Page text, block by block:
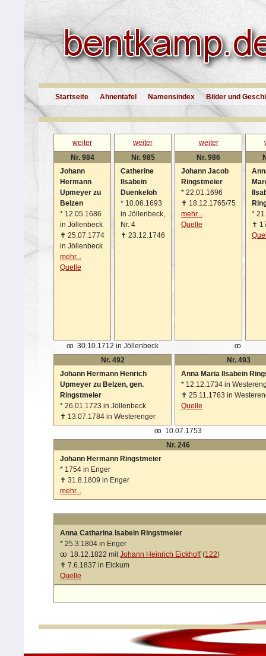
Startseite Ahnentafel Namensindex Bilder und
weiter weiter weiter
Nr. 984
Johann
Hermann
Upmeyer zu
Belzen
* 12.05.1686
in Jöllenbeck
✝ 25.07.1774
in Jöllenbeck
mehr...
Quelle
Nr. 985
Catherine
Ilsabein
Duenkeloh
* 10.06.1693
in Jöllenbeck,
Nr. 4
✝ 23.12.1746
Nr. 986
Johann Jacob
Ringstmeier
* 22.01.1696
✝ 18.12.1765/75
mehr...
Quelle
*
✝
oo 30.10.1712 in Jöllenbeck
oo
Nr. 492
Johann Hermann Henrich
Upmeyer zu Belzen, gen.
Ringstmeier
* 26.01.1723 in Jöllenbeck
✝ 13.07.1784 in Westerenger
Nr. 493
Anna Maria Ilsabein
* 12.12.1734 in
✝ 25.11.1763 in
Quelle
oo
10.07.1753
Nr. 246
Johann Hermann Ringstmeier
* 1754 in Enger
✝ 31.8.1809 in Enger
mehr...
Anna Catharina lsabein Ringstmeier
* 25.3.1804 in Enger
oo
18.12.1822 mitJohann Heinrich Eickhoff(122)
✝ 7.6.1837 in Eickum
Quelle